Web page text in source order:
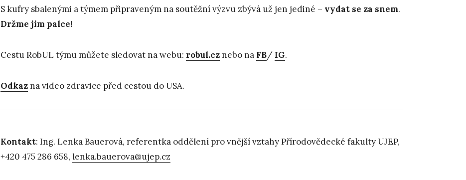
S kufry sbalenými a týmem připraveným na soutěžní výzvu zbývá už jen jediné – vydat se za snem.
Držme jim palce!
Cestu RobUL týmu můžete sledovat na webu: robul.cznebo na FB/ IG.
Odkazna video zdravice před cestou do USA.
Kontakt: Ing. Lenka Bauerová, referentka oddělení pro vnější vztahy Přírodovědecké fakulty UJEP,
+420 475 286 658, lenka.bauerova@ujep.cz